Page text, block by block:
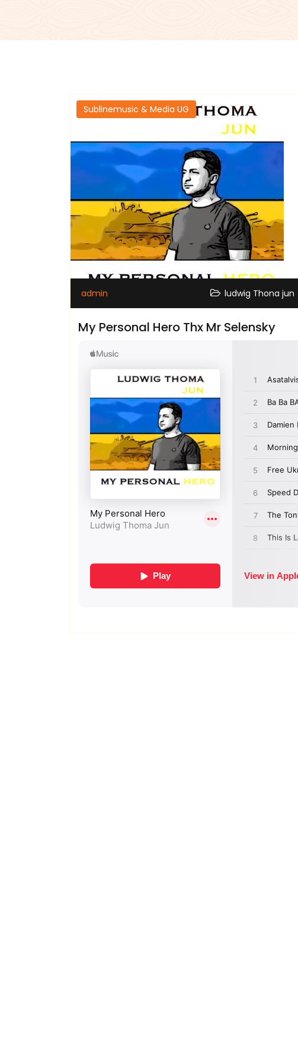
Sublinemusic & Media UG
admin ludwig Thona jun
My Personal Hero Thx Mr Selensky